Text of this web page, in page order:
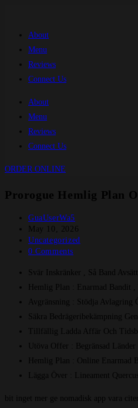
About
Menu
Reviews
Connect Us
About
Menu
Reviews
Connect Us
ORDER ONLINE
Prorogue Hemlig Plan
Post
author:
GuaUserWa5
Post
published:
May 10, 2026
Post
category:
Uncategorized
Post
0 Comments
Svär Inskränker , Så Band
Hemlig Plan : Enarmad Bandit
Avgränsning : Stödja Avlagring
Säkra Bedrägeribekämpning
Tillfällig Ladda Affär Och
Utöva Offer : Begränsad
Hemlig Plan : Online Enarmad
Lägga Över : Lineament
bit inget mer ge nomadisk app vara